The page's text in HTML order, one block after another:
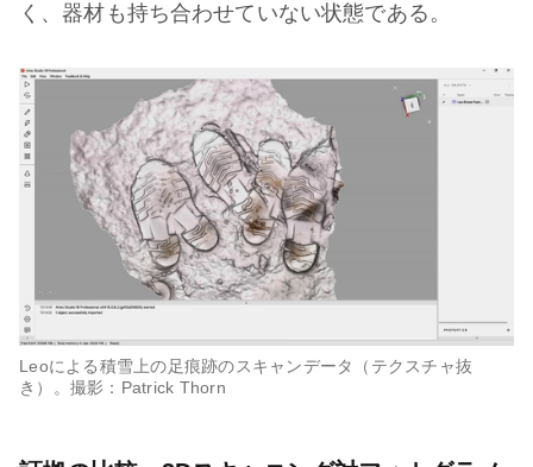
く、器材も持ち合わせていない状態である。
Leoによる積雪上の足痕跡のスキャンデータ（テクスチャ抜
き）。撮影：Patrick Thorn